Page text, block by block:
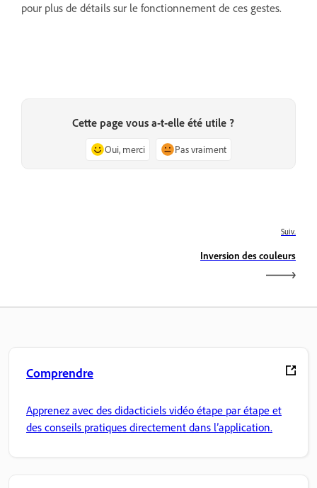
pour plus de détails sur le fonctionnement de ces gestes.
Cette page vous a-t-elle été utile ?
Oui, merci Pas vraiment
Suiv.
Inversion des couleurs
Comprendre
Apprenez avec des didacticiels vidéo étape par étape et
des conseils pratiques directement dans l’application.